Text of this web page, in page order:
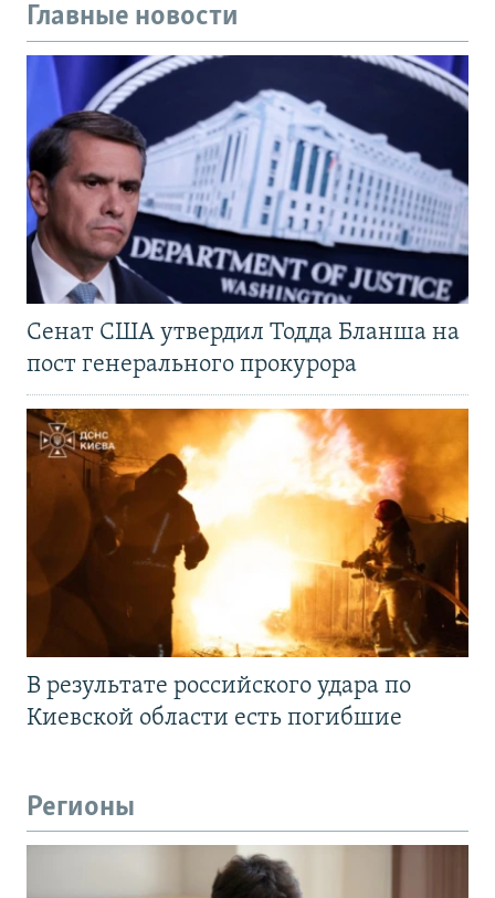
Главные новости
Сенат США утвердил Тодда Бланша на
пост генерального прокурора
В результате российского удара по
Киевской области есть погибшие
Регионы